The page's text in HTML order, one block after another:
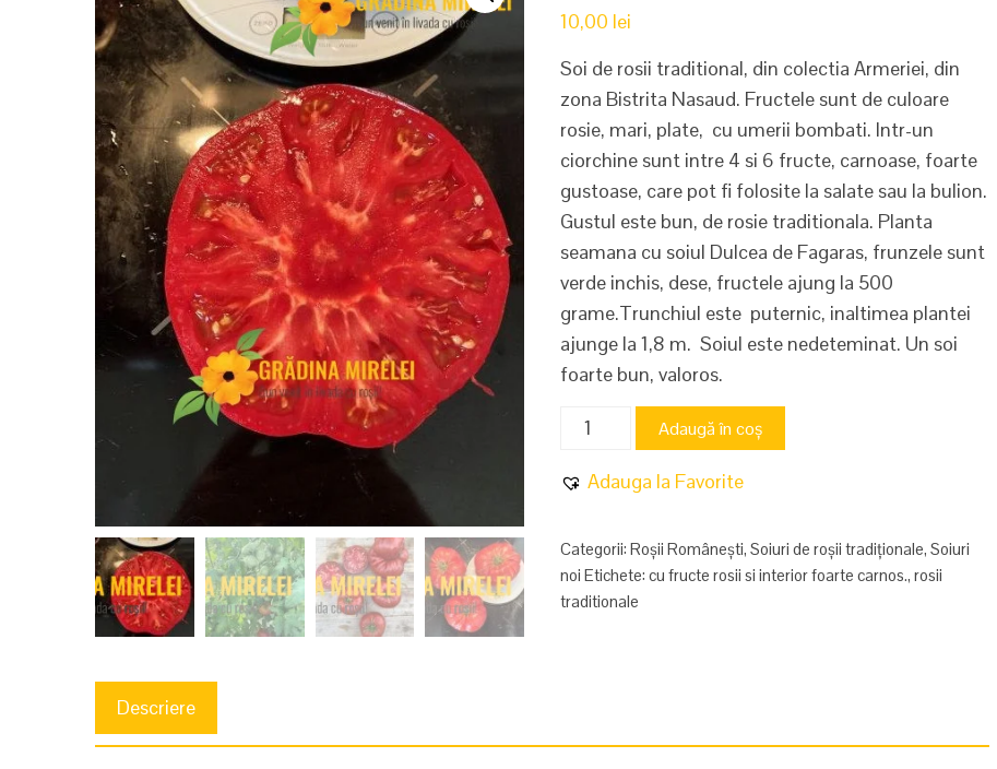
10,00 lei
Soi de rosii traditional, din colectia Armeriei, din
zona Bistrita Nasaud. Fructele sunt de culoare
rosie, mari, plate, cu umerii bombati. Intr-un
ciorchine sunt intre 4 si 6 fructe, carnoase, foarte
gustoase, care pot fi folosite la salate sau la bulion.
Gustul este bun, de rosie traditionala. Planta
seamana cu soiul Dulcea de Fagaras, frunzele sunt
verde inchis, dese, fructele ajung la 500
grame.Trunchiul este puternic, inaltimea plantei
ajunge la 1,8 m. Soiul este nedeteminat. Un soi
foarte bun, valoros.
Cantitate
de
Adaugă în coș
Adauga la Favorite
Categorii: Roșii Românești, Soiuri de roșii tradiționale, Soiuri
noi Etichete: cu fructe rosii si interior foarte carnos., rosii
traditionale
Descriere